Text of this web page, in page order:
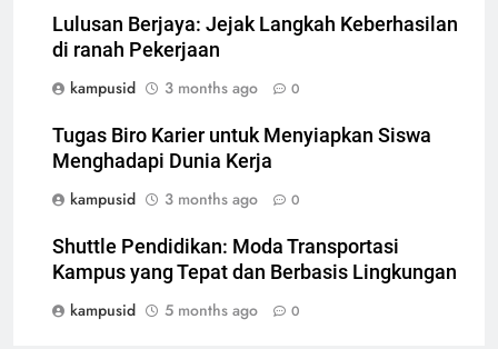
Lulusan Berjaya: Jejak Langkah Keberhasilan
di ranah Pekerjaan
kampusid
3 months ago 0
Tugas Biro Karier untuk Menyiapkan Siswa
Menghadapi Dunia Kerja
kampusid
3 months ago 0
Shuttle Pendidikan: Moda Transportasi
Kampus yang Tepat dan Berbasis Lingkungan
kampusid
5 months ago 0